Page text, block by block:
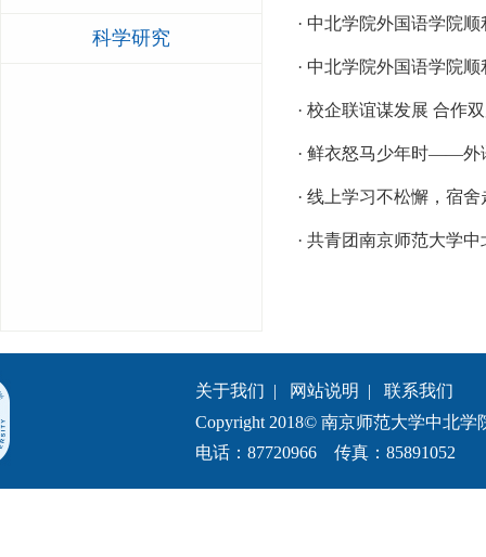
科学研究
· 中北学院外国语学院
· 中北学院外国语学院
· 校企联谊谋发展 合作
· 鲜衣怒马少年时——外
· 线上学习不松懈，宿
· 共青团南京师范大学
关于我们 | 网站说明 | 联系我们
Copyright 2018© 南京师范大学中北学
电话：87720966 传真：85891052